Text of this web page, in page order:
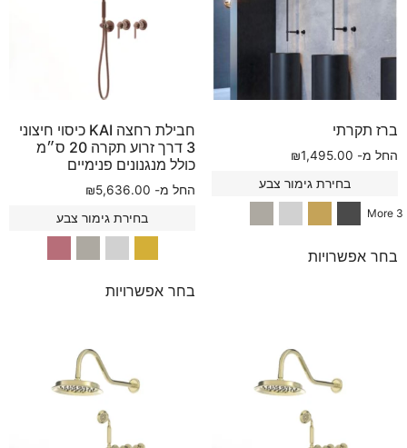
ברז תקרתי
החל מ- ₪1,495.00
בחירת גימור צבע
3 More
בחר אפשרויות
חבילת רחצה KAI כיסוי חיצוני
3 דרך זרוע תקרה 20 ס״מ
כולל מנגנונים פנימיים
החל מ- ₪5,636.00
בחירת גימור צבע
בחר אפשרויות